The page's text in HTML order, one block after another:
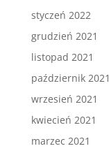
styczeń 2022
grudzień 2021
listopad 2021
październik 2021
wrzesień 2021
kwiecień 2021
marzec 2021